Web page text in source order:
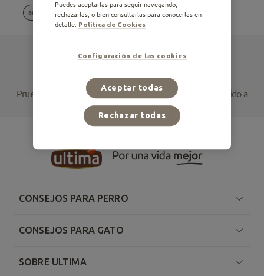
article.filters.options.sterilized
Prueba a cambiar tu selección de filtros o accede al contenido a
través de estos artículos relacionados
CONSEJOS PARA PERRO
CONSEJOS PARA GATO
SOBRE ULTIMA
Puedes aceptarlas para seguir navegando,
rechazarlas, o bien consultarlas para conocerlas en
detalle. Política de Cookies
Configuración de las cookies
Rechazar todas
Aceptar todas